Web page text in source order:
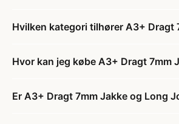
Hvilken kategori tilhører A3+ Dragt
Hvor kan jeg købe A3+ Dragt 7mm
Er A3+ Dragt 7mm Jakke og Long